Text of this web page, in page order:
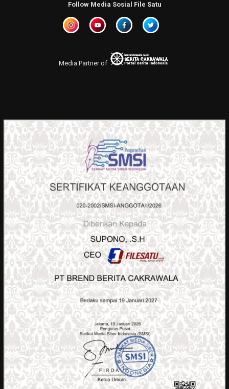
Follow Media Sosial File Satu
Media Partner of